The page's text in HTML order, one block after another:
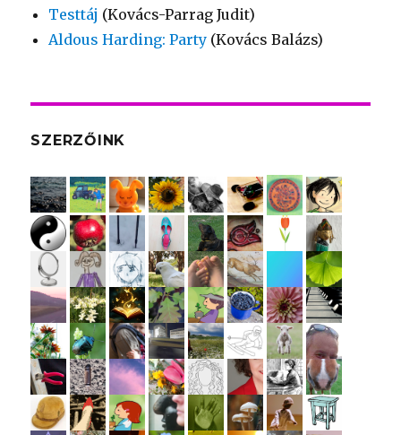
Testtáj (Kovács-Parrag Judit)
Aldous Harding: Party (Kovács Balázs)
SZERZŐINK